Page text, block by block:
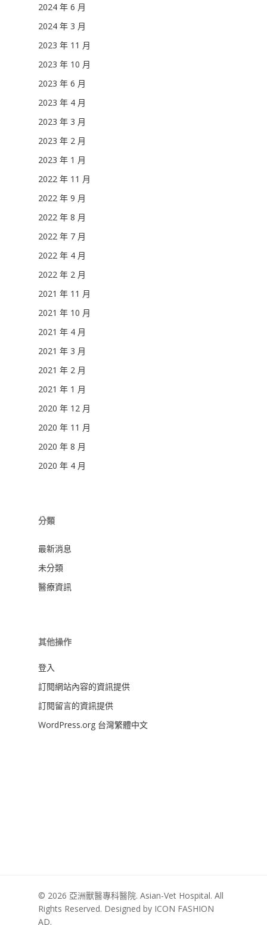
2024 年 6 月
2024 年 3 月
2023 年 11 月
2023 年 10 月
2023 年 6 月
2023 年 4 月
2023 年 3 月
2023 年 2 月
2023 年 1 月
2022 年 11 月
2022 年 9 月
2022 年 8 月
2022 年 7 月
2022 年 4 月
2022 年 2 月
2021 年 11 月
2021 年 10 月
2021 年 4 月
2021 年 3 月
2021 年 2 月
2021 年 1 月
2020 年 12 月
2020 年 11 月
2020 年 8 月
2020 年 4 月
分類
最新消息
未分類
醫療資訊
其他操作
登入
訂閱網站內容的資訊提供
訂閱留言的資訊提供
WordPress.org 台灣繁體中文
© 2026 亞洲獸醫專科醫院. Asian-Vet Hospital. All
Rights Reserved. Designed by ICON FASHION
AD.